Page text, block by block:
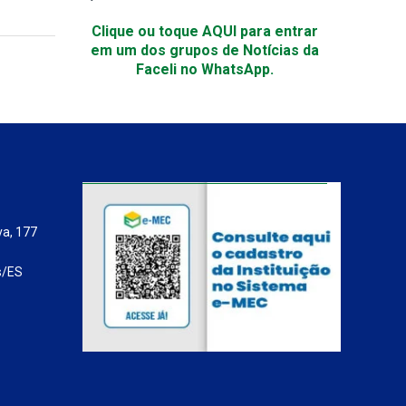
Clique ou toque AQUI para entrar
em um dos grupos de Notícias da
Faceli no WhatsApp.
177
ES